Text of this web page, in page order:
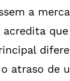
a
o atraso de